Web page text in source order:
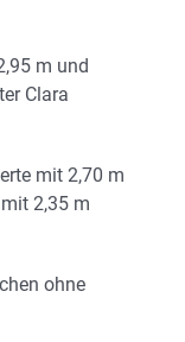
m und
Clara
mit 2,70 m
2,35 m
ohne